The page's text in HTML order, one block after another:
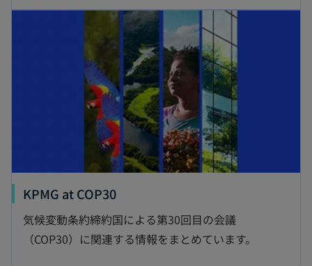
タ
で
開
く
KPMG at COP30新
し
い
気候変動条約締約国による第30回目の会議
（COP30）に関連する情報をまとめています。
新しいタブで開く